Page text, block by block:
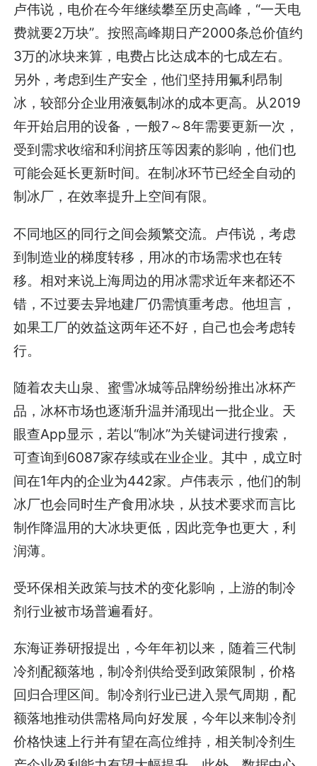
卢伟说，电价在今年继续攀至历史高峰，“一天电
费就要2万块”。按照高峰期日产2000条总价值约
3万的冰块来算，电费占比达成本的七成左右。
另外，考虑到生产安全，他们坚持用氟利昂制
冰，较部分企业用液氨制冰的成本更高。从2019
年开始启用的设备，一般7～8年需要更新一次，
受到需求收缩和利润挤压等因素的影响，他们也
可能会延长更新时间。在制冰环节已经全自动的
制冰厂，在效率提升上空间有限。
不同地区的同行之间会频繁交流。卢伟说，考虑
到制造业的梯度转移，用冰的市场需求也在转
移。相对来说上海周边的用冰需求近年来都还不
错，不过要去异地建厂仍需慎重考虑。他坦言，
如果工厂的效益这两年还不好，自己也会考虑转
行。
随着农夫山泉、蜜雪冰城等品牌纷纷推出冰杯产
品，冰杯市场也逐渐升温并涌现出一批企业。天
眼查App显示，若以“制冰”为关键词进行搜索，
可查询到6087家存续或在业企业。其中，成立时
间在1年内的企业为442家。卢伟表示，他们的制
冰厂也会同时生产食用冰块，从技术要求而言比
制作降温用的大冰块更低，因此竞争也更大，利
润薄。
受环保相关政策与技术的变化影响，上游的制冷
剂行业被市场普遍看好。
东海证券研报提出，今年年初以来，随着三代制
冷剂配额落地，制冷剂供给受到政策限制，价格
回归合理区间。制冷剂行业已进入景气周期，配
额落地推动供需格局向好发展，今年以来制冷剂
价格快速上行并有望在高位维持，相关制冷剂生